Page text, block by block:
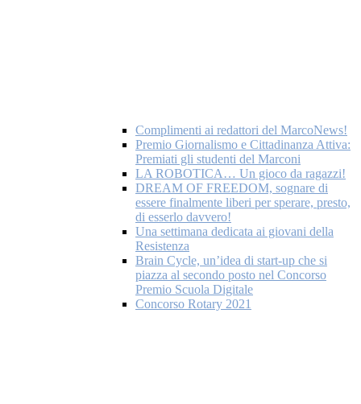
Complimenti ai redattori del MarcoNews!
Premio Giornalismo e Cittadinanza Attiva:
Premiati gli studenti del Marconi
LA ROBOTICA… Un gioco da ragazzi!
DREAM OF FREEDOM, sognare di
essere finalmente liberi per sperare, presto,
di esserlo davvero!
Una settimana dedicata ai giovani della
Resistenza
Brain Cycle, un’idea di start-up che si
piazza al secondo posto nel Concorso
Premio Scuola Digitale
Concorso Rotary 2021